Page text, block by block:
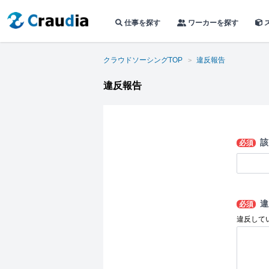
仕事を探す ワーカーを探す
クラウドソーシングTOP 違反報告
違反報告
必須
必須
違反して